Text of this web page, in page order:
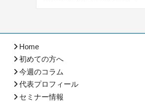
Home
初めての方へ
今週のコラム
代表プロフィール
セミナー情報